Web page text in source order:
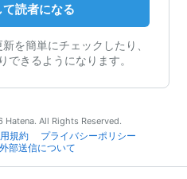
読者になる
を簡単にチェックしたり、
できるようになります。
All Rights Reserved.
規約
プライバシーポリシー
部送信について